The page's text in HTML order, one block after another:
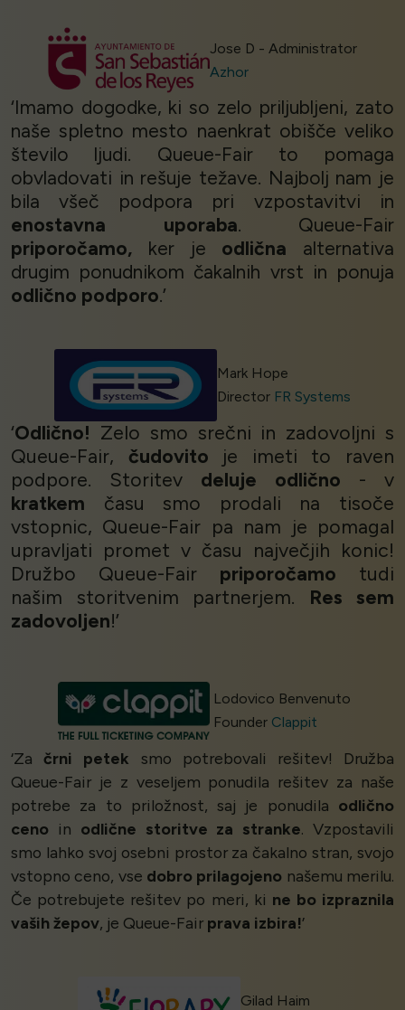
Jose D - Administrator
Azhor
‘Imamo dogodke, ki so zelo priljubljeni, zato
naše spletno mesto naenkrat obišče veliko
število ljudi. Queue-Fair to pomaga
obvladovati in rešuje težave. Najbolj nam je
bila všeč podpora pri vzpostavitvi in
enostavna uporaba. Queue-Fair
priporočamo, ker je odlična alternativa
drugim ponudnikom čakalnih vrst in ponuja
odlično podporo.’
Mark Hope
Director FR Systems
‘Odlično! Zelo smo srečni in zadovoljni s
Queue-Fair, čudovito je imeti to raven
podpore. Storitev deluje odlično - v
kratkem času smo prodali na tisoče
vstopnic, Queue-Fair pa nam je pomagal
upravljati promet v času največjih konic!
Družbo Queue-Fair priporočamo tudi
našim storitvenim partnerjem. Res sem
zadovoljen!’
Lodovico Benvenuto
Founder Clappit
‘Začrni petek smo potrebovali rešitev! Družba
Queue-Fair je z veseljem ponudila rešitev za naše
potrebe za to priložnost, saj je ponudila odlično
ceno in odlične storitve za stranke. Vzpostavili
smo lahko svoj osebni prostor za čakalno stran, svojo
vstopno ceno, vse dobro prilagojeno našemu merilu.
Če potrebujete rešitev po meri, ki ne bo izpraznila
vaših žepov, je Queue-Fair prava izbira!’
Gilad Haim